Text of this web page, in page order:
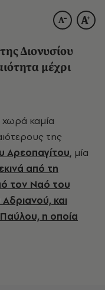
Διονυσίου
μέχρι
της
Αρεοπαγίτου, μία
από τη
τον Ναό του
και
η οποία